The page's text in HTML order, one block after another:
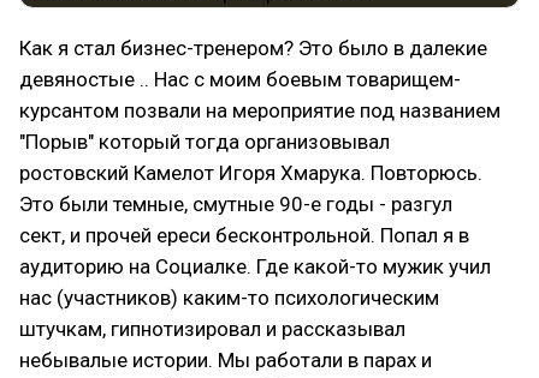
Как я стал бизнес-тренером? Это было в далекие
девяностые .. Нас с моим боевым товарищем-
курсантом позвали на мероприятие под названием
"Порыв" который тогда организовывал
ростовский Камелот Игоря Хмарука. Повторюсь.
Это были темные, смутные 90-е годы - разгул
сект, и прочей ереси бесконтрольной. Попал я в
аудиторию на Социалке. Где какой-то мужик учил
нас (участников) каким-то психологическим
штучкам, гипнотизировал и рассказывал
небывалые истории. Мы работали в парах и